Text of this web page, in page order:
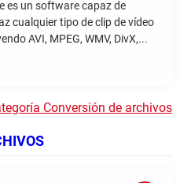
es un software capaz de
cualquier tipo de clip de vídeo
AVI, MPEG, WMV, DivX,...
Conversión de archivos